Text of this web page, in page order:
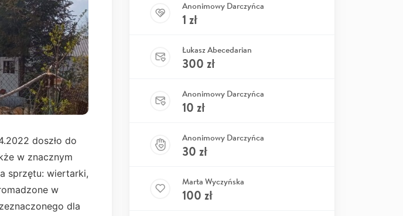
doszło do
w znacznym
sprzętu: wiertarki,
w
dla
Anonimowy Darczyńca
1 zł
Łukasz Abecedarian
300 zł
Anonimowy Darczyńca
10 zł
Anonimowy Darczyńca
30 zł
Marta Wyczyńska
100 zł